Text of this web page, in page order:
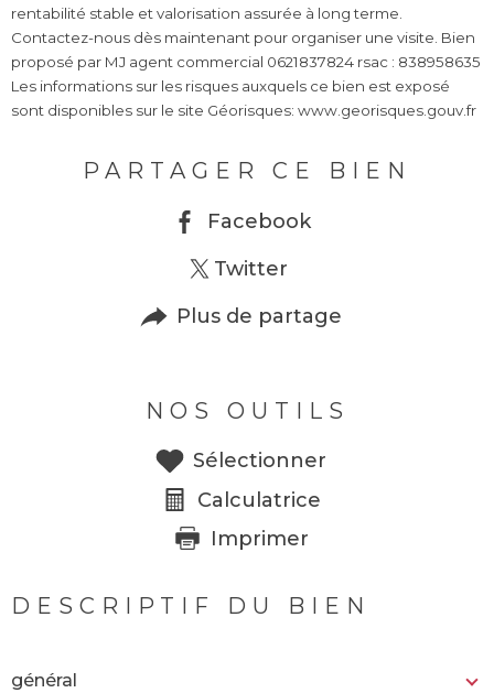
rentabilité stable et valorisation assurée à long terme.
Contactez-nous dès maintenant pour organiser une visite. Bien
proposé par MJ agent commercial 0621837824 rsac : 838958635
Les informations sur les risques auxquels ce bien est exposé
PARTAGER CE BIEN
Facebook
Twitter
Plus de partage
NOS OUTILS
Sélectionner
Calculatrice
Imprimer
DESCRIPTIF DU BIEN
général